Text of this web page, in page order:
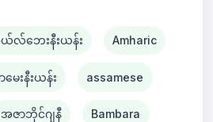
လ်ဘေးနီးယန်း Amharic
မေးနီးယန်း assamese
အဇာဘိုင်ဂျနီ Bambara